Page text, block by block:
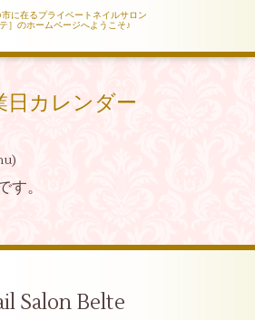
に在るプライベートネイルサロン
テ］のホームページへようこそ♪
日カレンダー
す。
Salon Belte